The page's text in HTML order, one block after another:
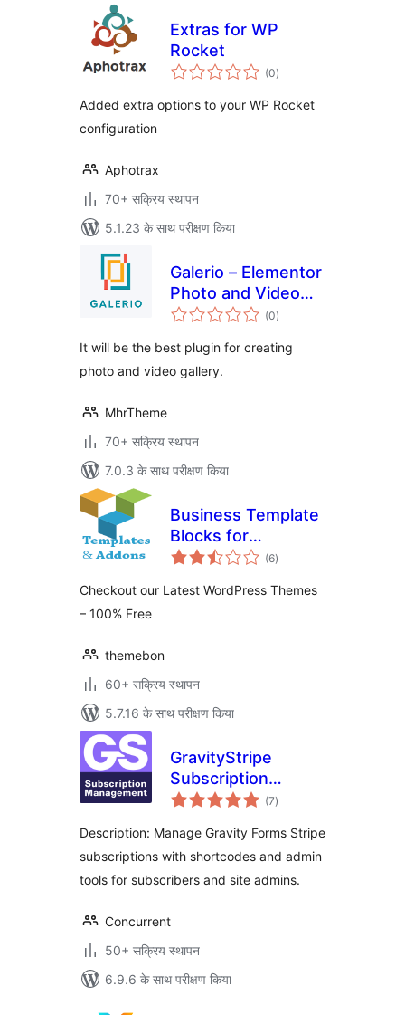
Extras for WP
Rocket
(0कुल
दर)
Added extra options to your WP Rocket
configuration
Aphotrax
70+ सक्रिय स्थापन
5.1.23 के साथ परीक्षण किया
Galerio – Elementor
Photo and Video
Gallery
(0कुल
दर)
It will be the best plugin for creating
photo and video gallery.
MhrTheme
70+ सक्रिय स्थापन
7.0.3 के साथ परीक्षण किया
Business Template
Blocks for
WPBakery (Visual
Builder
(6कुल
दर)
Checkout our Latest WordPress Themes
– 100% Free
themebon
60+ सक्रिय स्थापन
5.7.16 के साथ परीक्षण किया
GravityStripe
Subscription
Manager
(7कुल
दर)
Description: Manage Gravity Forms Stripe
subscriptions with shortcodes and admin
tools for subscribers and site admins.
Concurrent
50+ सक्रिय स्थापन
6.9.6 के साथ परीक्षण किया